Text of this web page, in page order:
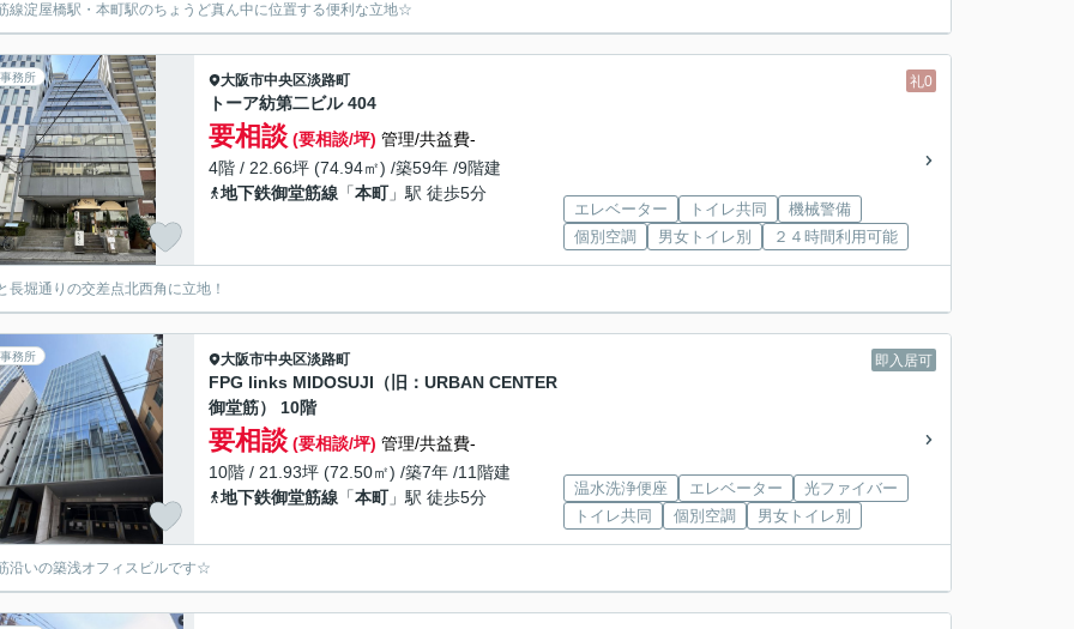
線淀屋橋駅・本町駅のちょうど真ん中に位置する便利な立地☆
事務所 礼0
大阪市中央区淡路町
トーア紡第二ビル 404
要相談 (要相談/坪) 管理/共益費-
4階 / 22.66坪 (74.94㎡) /築59年 /9階建
地下鉄御堂筋線 「本町」駅 徒歩5分
エレベーター トイレ共同
機械警備
個別空調
男女トイレ別 ２４時間利用可能
長堀通りの交差点北西角に立地！
事務所 即入居可
大阪市中央区淡路町
FPG links MIDOSUJI（旧：URBAN CENTER
御堂筋） 10階
要相談 (要相談/坪) 管理/共益費-
10階 / 21.93坪 (72.50㎡) /築7年 /11階建
地下鉄御堂筋線 「本町」駅 徒歩5分 温水洗浄便座 エレベーター
光ファイバー
トイレ共同
個別空調 男女トイレ別
沿いの築浅オフィスビルです☆